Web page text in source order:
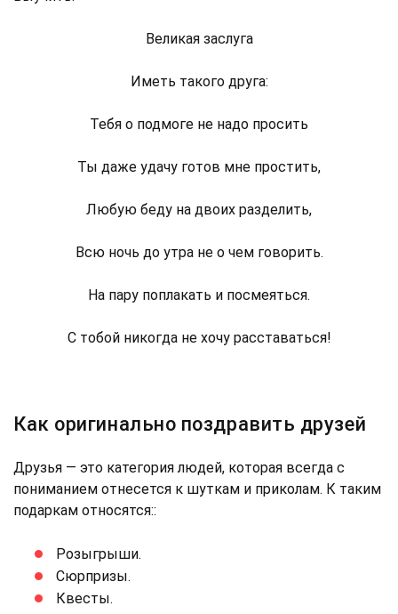
Великая заслуга
Иметь такого друга:
Тебя о подмоге не надо просить
Ты даже удачу готов мне простить,
Любую беду на двоих разделить,
Всю ночь до утра не о чем говорить.
На пару поплакать и посмеяться.
С тобой никогда не хочу расставаться!
Как оригинально поздравить друзей
Друзья — это категория людей, которая всегда с
пониманием отнесется к шуткам и приколам. К таким
подаркам относятся::
Розыгрыши.
Сюрпризы.
Квесты.